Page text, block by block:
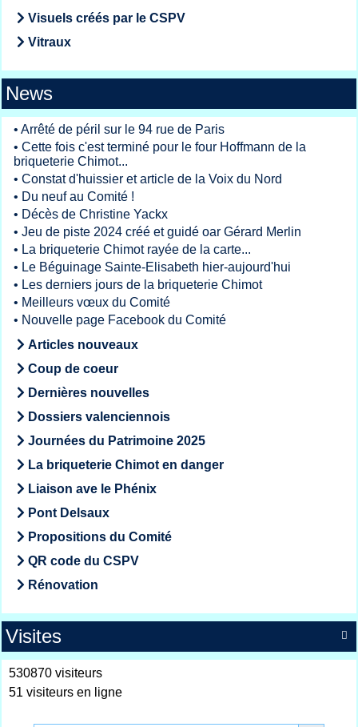
Visuels créés par le CSPV
Vitraux
News
• Arrêté de péril sur le 94 rue de Paris
• Cette fois c'est terminé pour le four Hoffmann de la
briqueterie Chimot...
• Constat d'huissier et article de la Voix du Nord
• Du neuf au Comité !
• Décès de Christine Yackx
• Jeu de piste 2024 créé et guidé oar Gérard Merlin
• La briqueterie Chimot rayée de la carte...
• Le Béguinage Sainte-Elisabeth hier-aujourd'hui
• Les derniers jours de la briqueterie Chimot
• Meilleurs vœux du Comité
• Nouvelle page Facebook du Comité
Articles nouveaux
Coup de coeur
Dernières nouvelles
Dossiers valenciennois
Journées du Patrimoine 2025
La briqueterie Chimot en danger
Liaison ave le Phénix
Pont Delsaux
Propositions du Comité
QR code du CSPV
Rénovation

Visites
530870 visiteurs
51 visiteurs en ligne